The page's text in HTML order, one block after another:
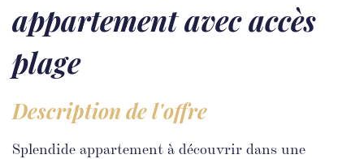
appartement avec accès
plage
description de l'offre
Splendide appartement à découvrir dans une